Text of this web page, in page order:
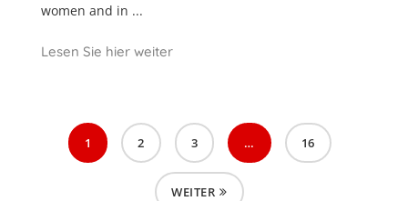
women and in ...
Lesen Sie hier weiter
1 2 3 … 16
WEITER